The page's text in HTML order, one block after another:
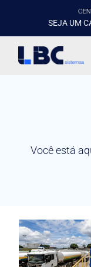
SEJA UM
Você está